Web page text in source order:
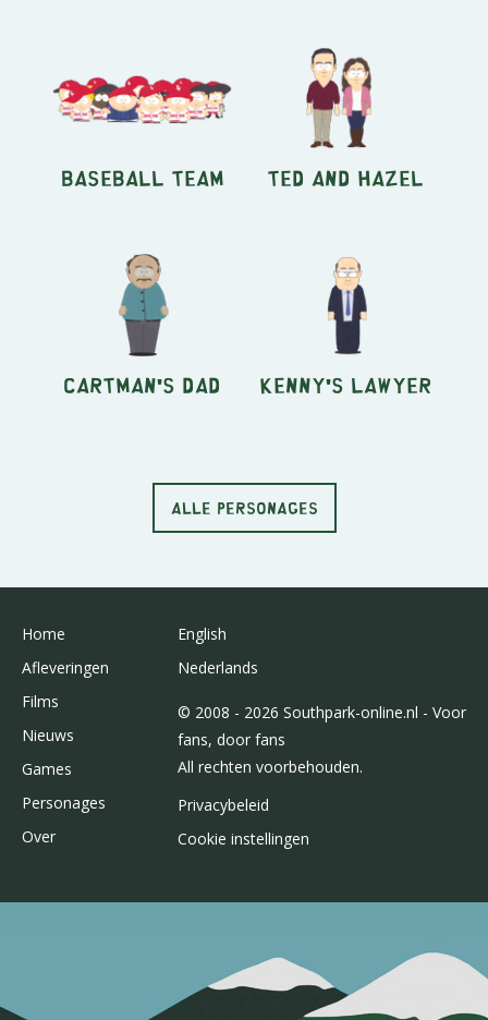
Baseball Team Ted and Hazel
Cartman's Dad Kenny's Lawyer
ALLE PERSONAGES
Home
Afleveringen
Films
Nieuws
Games
Personages
Over
English
Nederlands
© 2008 - 2026 Southpark-online.nl - Voor
fans, door fans
All rechten voorbehouden.
Privacybeleid
Cookie instellingen